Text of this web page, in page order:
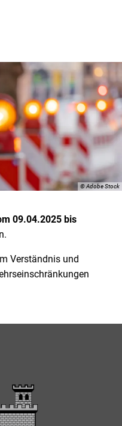
© Adobe Stock
09.04.2025 bis
Verständnis und